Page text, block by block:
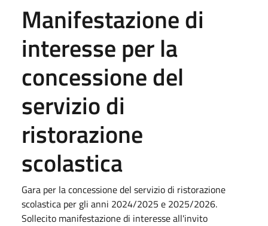
Manifestazione di
interesse per la
concessione del
servizio di
ristorazione
scolastica
Gara per la concessione del servizio di ristorazione
scolastica per gli anni 2024/2025 e 2025/2026.
Sollecito manifestazione di interesse all'invito